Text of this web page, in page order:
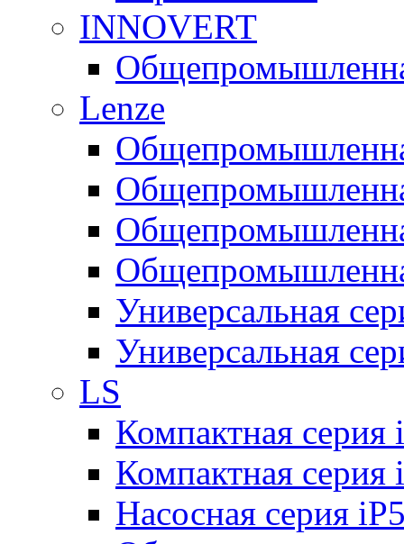
INNOVERT
Lenze
Универсальная
Универсальная
LS
Компактная серия
Компактная серия
Насосная серия